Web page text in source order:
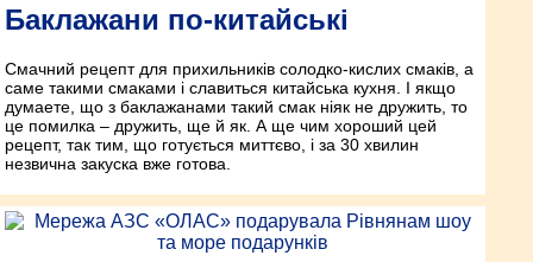
Баклажани по-китайські
Смачний рецепт для прихильників солодко-кислих смаків, а
саме такими смаками і славиться китайська кухня. І якщо
думаете, що з баклажанами такий смак ніяк не дружить, то
це помилка – дружить, ще й як. А ще чим хороший цей
рецепт, так тим, що готується миттєво, і за 30 хвилин
незвична закуска вже готова.